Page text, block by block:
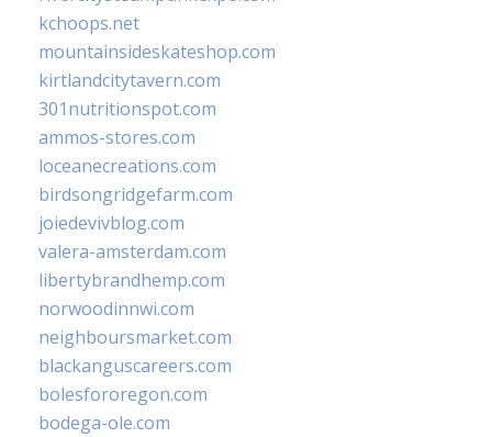
kchoops.net
mountainsideskateshop.com
kirtlandcitytavern.com
301nutritionspot.com
ammos-stores.com
loceanecreations.com
birdsongridgefarm.com
joiedevivblog.com
valera-amsterdam.com
libertybrandhemp.com
norwoodinnwi.com
neighboursmarket.com
blackanguscareers.com
bolesfororegon.com
bodega-ole.com